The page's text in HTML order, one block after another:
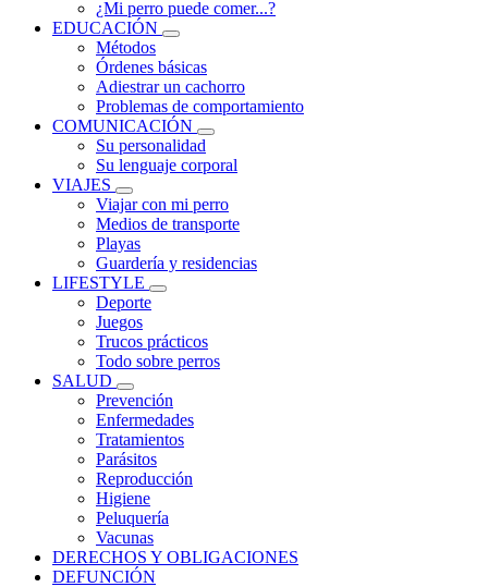
¿Mi perro puede comer...?
EDUCACIÓN
Métodos
Órdenes básicas
Adiestrar un cachorro
Problemas de comportamiento
COMUNICACIÓN
Su personalidad
Su lenguaje corporal
VIAJES
Viajar con mi perro
Medios de transporte
Playas
Guardería y residencias
LIFESTYLE
Deporte
Juegos
Trucos prácticos
Todo sobre perros
SALUD
Prevención
Enfermedades
Tratamientos
Parásitos
Reproducción
Higiene
Peluquería
Vacunas
DERECHOS Y OBLIGACIONES
DEFUNCIÓN